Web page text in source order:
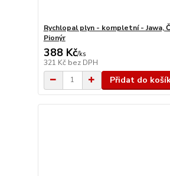
Rychlopal plyn - kompletní - Jawa,
Pionýr
388 Kč/ks
321 Kč bez DPH
Přidat do